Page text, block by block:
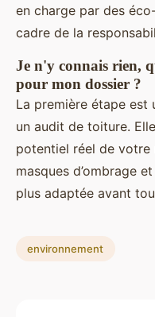
en charge par des
cadre de la
Je n'y connais rien,
pour mon dossier ?
La première étape est
un audit de toiture.
potentiel réel de votre
masques d’ombrage
plus adaptée avant
environnement